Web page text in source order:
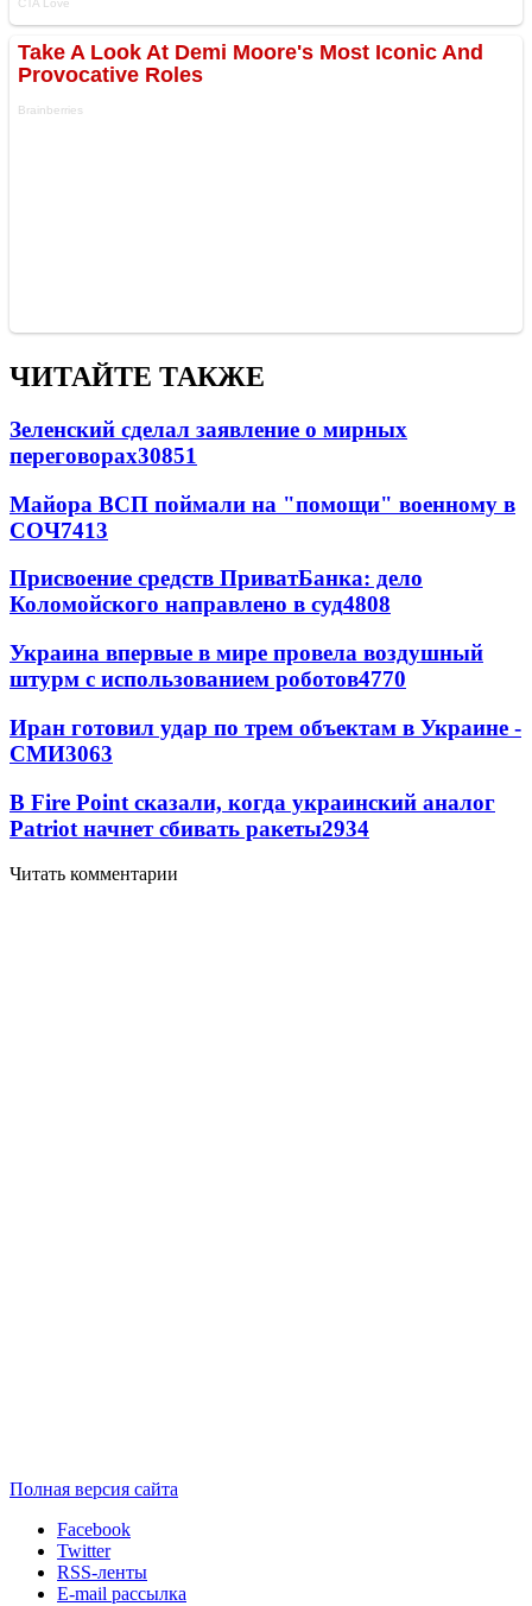
ЧИТАЙТЕ ТАКЖЕ
Зеленский сделал заявление о мирных
переговорах30851
Майора ВСП поймали на "помощи" военному в
СОЧ7413
Присвоение средств ПриватБанка: дело
Коломойского направлено в суд4808
Украина впервые в мире провела воздушный
штурм с использованием роботов4770
Иран готовил удар по трем объектам в Украине -
СМИ3063
В Fire Point сказали, когда украинский аналог
Patriot начнет сбивать ракеты2934
Читать комментарии
Полная версия сайта
Facebook
Twitter
RSS-ленты
E-mail рассылка